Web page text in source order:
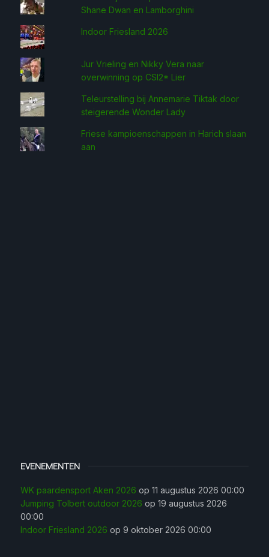
Shane Dwan en Lamborghini
Indoor Friesland 2026
Jur Vrieling en Nikky Vera naar
overwinning op CSI2* Lier
Teleurstelling bij Annemarie Tiktak door
steigerende Wonder Lady
Friese kampioenschappen in Harich slaan
aan
EVENEMENTEN
WK paardensport Aken 2026 op 11 augustus 2026 00:00
Jumping Tolbert outdoor 2026 op 19 augustus 2026
00:00
Indoor Friesland 2026 op 9 oktober 2026 00:00